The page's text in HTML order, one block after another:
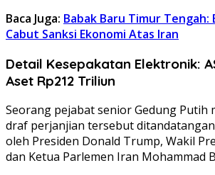
Baca Juga: Babak Baru Timur Tengah:
Cabut Sanksi Ekonomi Atas Iran
Detail Kesepakatan Elektronik:
Aset Rp212 Triliun
Seorang pejabat senior Gedung Putih
draf perjanjian tersebut
oleh Presiden Donald Trump, Wakil
dan Ketua Parlemen Iran Mohammad